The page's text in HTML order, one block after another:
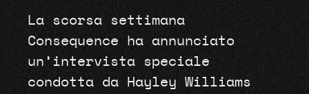
La scorsa settimana
Consequence ha annunciato
un’intervista speciale
condotta da Hayley Williams